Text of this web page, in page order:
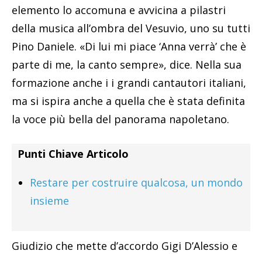
elemento lo accomuna e avvicina a pilastri
della musica all’ombra del Vesuvio, uno su tutti
Pino Daniele. «Di lui mi piace ‘Anna verrà’ che è
parte di me, la canto sempre», dice. Nella sua
formazione anche i i grandi cantautori italiani,
ma si ispira anche a quella che è stata definita
la voce più bella del panorama napoletano.
Punti Chiave Articolo
Restare per costruire qualcosa, un mondo
insieme
Giudizio che mette d’accordo Gigi D’Alessio e